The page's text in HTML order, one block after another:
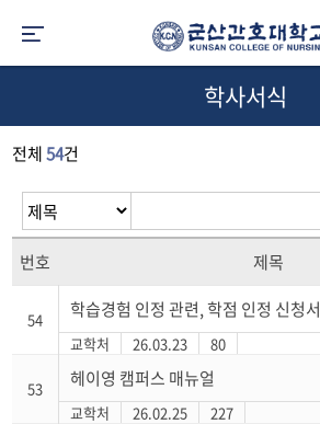
학사서식
전체54건
번호 제목
54 학습경험 인정 관련, 학점 인정 신청서
교학처 26.03.23 80
53 헤이영 캠퍼스 매뉴얼
교학처 26.02.25 227